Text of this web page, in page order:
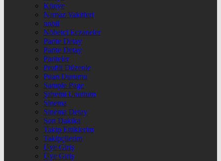
Künye
Namaz Vakitleri
nnbil
Nöbetçi Eczaneler
Parite Detay
Parite Detay
Pariteler
Profili Düzenle
Puan Durumu
Sample Page
Şifremi Unuttum
Sinema
Sinema Detay
Son Dakika
Takip Ettiklerim
Takipçilerim
Üye Giriş
Üye Giriş